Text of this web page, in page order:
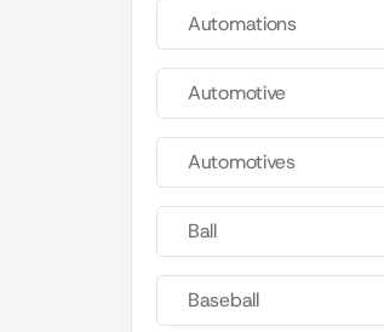
Automations
Automotive
Automotives
Ball
Baseball